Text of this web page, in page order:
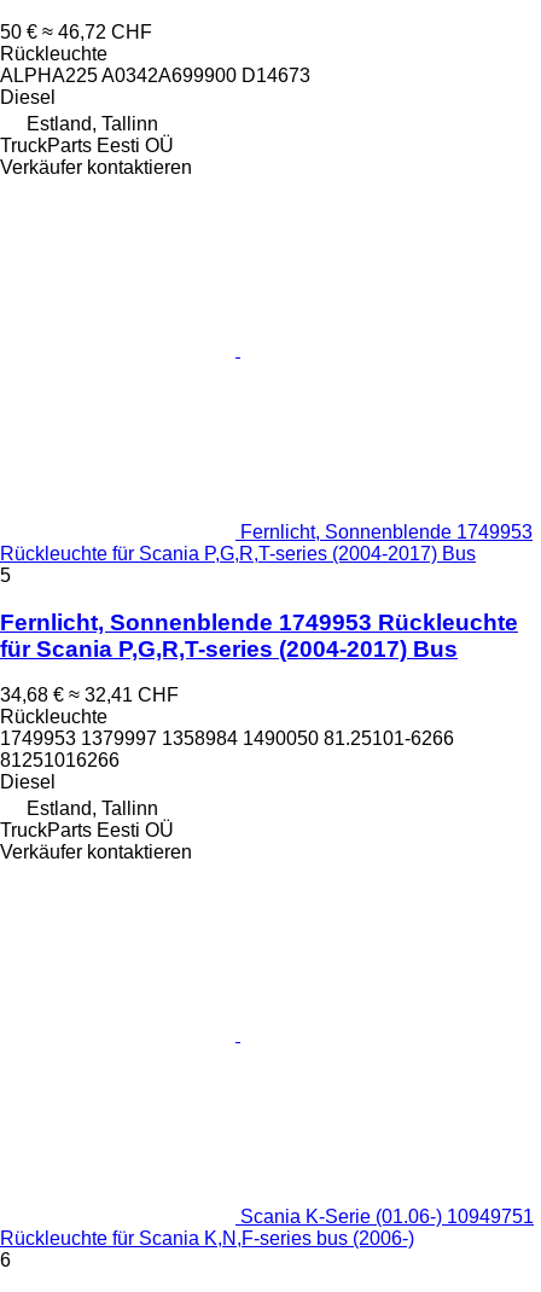
50 € ≈ 46,72 CHF
Rückleuchte
ALPHA225 A0342A699900 D14673
Diesel
Estland, Tallinn
TruckParts Eesti OÜ
Verkäufer kontaktieren
Fernlicht, Sonnenblende 1749953
Rückleuchte für Scania P,G,R,T-series (2004-2017) Bus
5
Fernlicht, Sonnenblende 1749953 Rückleuchte
für Scania P,G,R,T-series (2004-2017) Bus
34,68 € ≈ 32,41 CHF
Rückleuchte
1749953 1379997 1358984 1490050 81.25101-6266
81251016266
Diesel
Estland, Tallinn
TruckParts Eesti OÜ
Verkäufer kontaktieren
Scania K-Serie (01.06-) 10949751
Rückleuchte für Scania K,N,F-series bus (2006-)
6